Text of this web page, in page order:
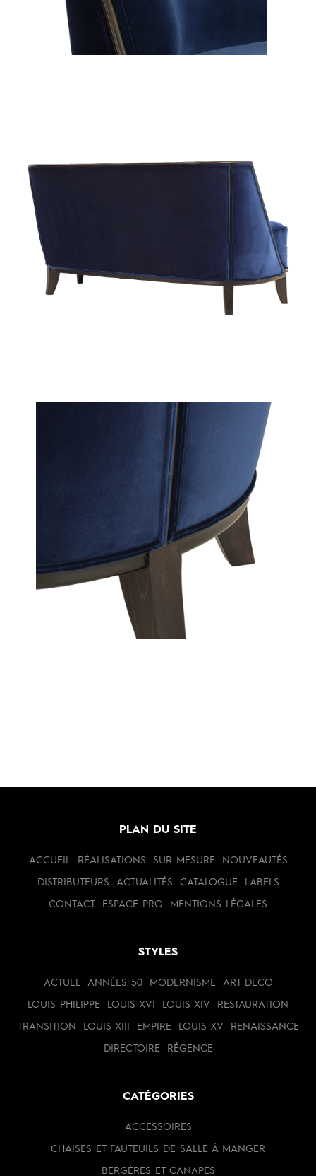
PLAN DU SITE
ACCUEIL RÉALISATIONS SUR MESURE NOUVEAUTÉS
DISTRIBUTEURS ACTUALITÉS CATALOGUE LABELS
CONTACT ESPACE PRO MENTIONS LÉGALES
STYLES
ACTUEL ANNÉES 50 MODERNISME ART DÉCO
LOUIS PHILIPPE LOUIS XVI LOUIS XIV RESTAURATION
TRANSITION LOUIS XIII EMPIRE LOUIS XV RENAISSANCE
DIRECTOIRE RÉGENCE
CATÉGORIES
ACCESSOIRES
CHAISES ET FAUTEUILS DE SALLE À MANGER
BERGÈRES ET CANAPÉS